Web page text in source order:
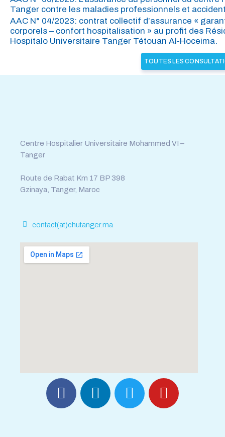
Tanger contre les maladies professionnels et
AAC N° 04/2023: contrat collectif d’assurance «
corporels – confort hospitalisation » au profit des
Hospitalo Universitaire Tanger Tétouan Al-Hoceima.
TOUTES LES
Centre Hospitalier Universitaire Mohammed VI –
Tanger
Route de Rabat Km 17 BP 398
Gzinaya, Tanger, Maroc
contact(at)chutanger.ma